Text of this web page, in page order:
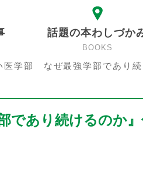
話題の本わしづか
BOOKS
医学部 なぜ最強学部であり続
であり続けるのか』